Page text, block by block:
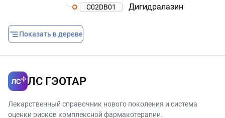
C02DB01
Дигидралазин
Показать в дереве
ЛС ГЭОТАР
Лекарственный справочник нового поколения и система
оценки рисков комплексной фармакотерапии.